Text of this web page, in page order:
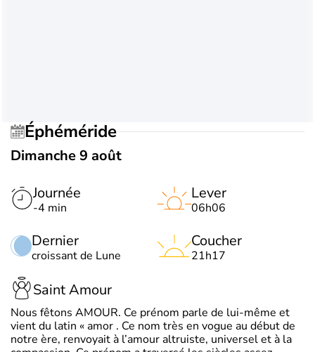
Éphéméride
Dimanche 9 août
Journée
-4 min
Dernier
croissant de Lune
Lever
06h06
Coucher
21h17
Saint Amour
Nous fêtons AMOUR. Ce prénom parle de lui-même et
vient du latin « amor . Ce nom très en vogue au début de
notre ère, renvoyait à l’amour altruiste, universel et à la